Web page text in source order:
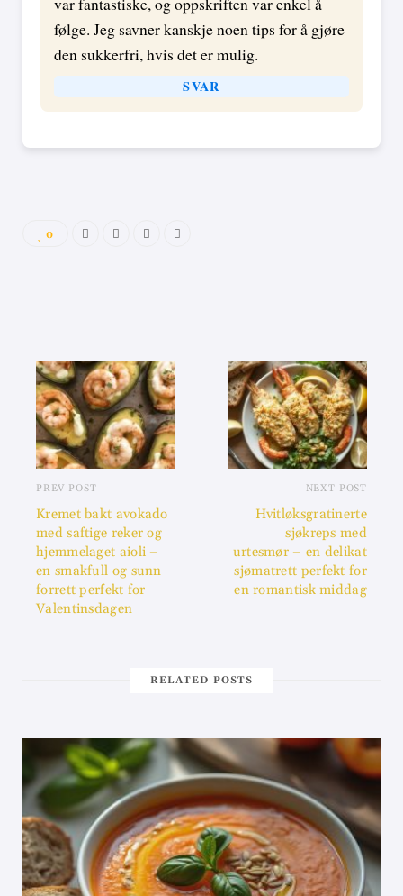
følge. Jeg savner kanskje noen tips for å gjøre
den sukkerfri, hvis det er mulig.
SVAR
0
PREV POST
Kremet bakt avokado
med saftige reker og
hjemmelaget aioli –
en smakfull og sunn
forrett perfekt for
Valentinsdagen
NEXT POST
Hvitløksgratinerte
sjøkreps med
urtesmør – en delikat
sjømatrett perfekt for
en romantisk middag
RELATED POSTS